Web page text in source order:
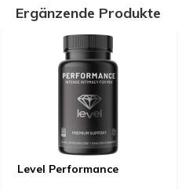
Ergänzende Produkte
Level Performance